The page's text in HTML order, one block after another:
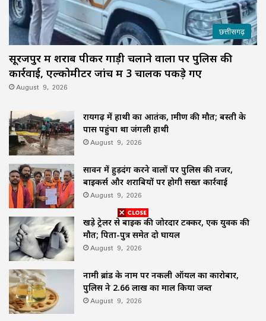
छत्तीसगढ़
सूरजपुर में शराब पीकर गाड़ी चलाने वालों पर पुलिस की
कार्रवाई, एल्कोमीटर जांच में 3 चालक पकड़े गए
August 9, 2026
रायगढ़ में हाथी का आतंक, ग्रामीण की मौत; बस्ती के
पास पहुंचा था जंगली हाथी
August 9, 2026
सावन में हुड़दंग करने वालों पर पुलिस की नजर,
बाइकर्स और शराबियों पर होगी सख्त कार्रवाई
August 9, 2026
खड़े ट्रेलर से बाइक की जोरदार टक्कर, एक युवक की
मौत; पिता-पुत्र समेत दो घायल
August 9, 2026
नामी ब्रांड के नाम पर नकली ऑयल का कारोबार,
पुलिस ने 2.66 लाख का माल किया जब्त
August 9, 2026